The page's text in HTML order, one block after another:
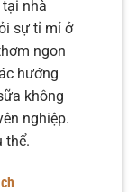
nhà
sự tỉ mỉ ở
ngon
hướng
không
nghiệp.
thể.